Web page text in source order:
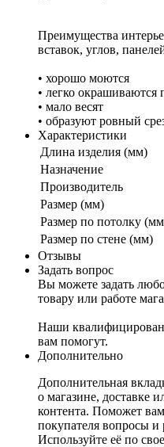
Преимущества
вставок, углов,
• хорошо моются
• легко окрашиваются
• мало весят
• образуют ровный
Характеристики
Длина изделия (мм)
Назначение
Производитель
Размер (мм)
Размер по потолку
Размер по стене (мм)
Отзывы
Задать вопрос
Вы можете задать
товару или работе
Наши
вам помогут.
Дополнительно
Дополнительная
о магазине, доставке
контента. Поможет
покупателя вопросы и
Используйте её по